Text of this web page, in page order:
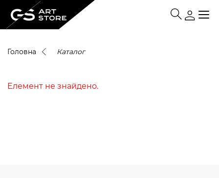
Головна Каталог
Елемент не знайдено.